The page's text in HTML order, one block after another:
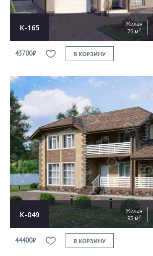
К-165
Жилая
75 м2
43700₽ В КОРЗИНУ
К-049
Жилая
95 м2
44400₽ В КОРЗИНУ